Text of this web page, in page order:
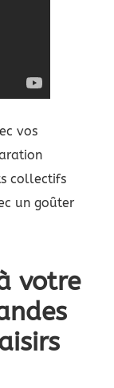
vos
collectifs
un goûter
votre